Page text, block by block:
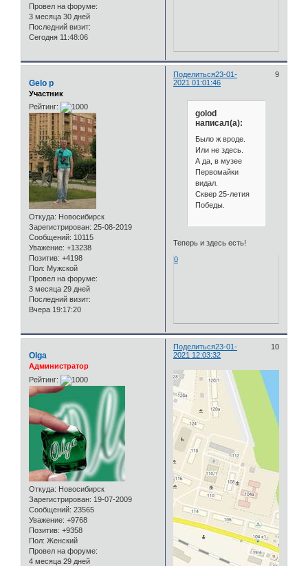
Провел на форуме:
3 месяца 30 дней
Последний визит:
Сегодня 11:48:06
Поделиться 9
23-01-
2021 01:01:46
Gelo p
Участник
Рейтинг:
Откуда: Новосибирск
Зарегистрирован: 25-08-2019
Сообщений: 10115
Уважение: +13238
Позитив: +4198
Пол: Мужской
Провел на форуме:
3 месяца 29 дней
Последний визит:
Вчера 19:17:20
golod
написал(а):
Было ж вроде.
Или не здесь.
А да, в музее
Первомайки
видал.
Сквер 25-летия
Победы.
Теперь и здесь есть!
0
Поделиться 10
23-01-
2021 12:03:32
Olga
Администратор
Рейтинг:
Откуда: Новосибирск
Зарегистрирован: 19-07-2009
Сообщений: 23565
Уважение: +9768
Позитив: +9358
Пол: Женский
Провел на форуме:
4 месяца 29 дней